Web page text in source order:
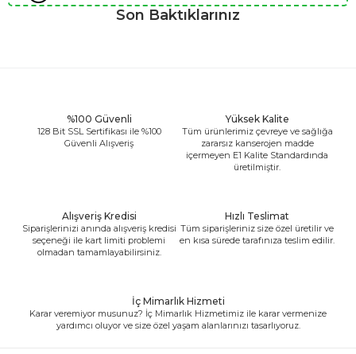
Son Baktıklarınız
%100 Güvenli
128 Bit SSL Sertifikası ile %100
Güvenli Alışveriş
Yüksek Kalite
Tüm ürünlerimiz çevreye ve sağlığa
zararsız kanserojen madde
içermeyen E1 Kalite Standardında
üretilmiştir.
Alışveriş Kredisi
Siparişlerinizi anında alışveriş kredisi
seçeneği ile kart limiti problemi
olmadan tamamlayabilirsiniz.
Hızlı Teslimat
Tüm siparişleriniz size özel üretilir ve
en kısa sürede tarafınıza teslim edilir.
İç Mimarlık Hizmeti
Karar veremiyor musunuz? İç Mimarlık Hizmetimiz ile karar vermenize
yardımcı oluyor ve size özel yaşam alanlarınızı tasarlıyoruz.